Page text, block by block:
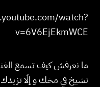
watch?
v=6V6EjEkmWCE
ما نعرفش كيف تسمع
تشيخ في مخك و إلّا